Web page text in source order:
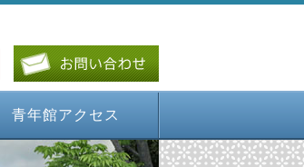
青年館アクセス